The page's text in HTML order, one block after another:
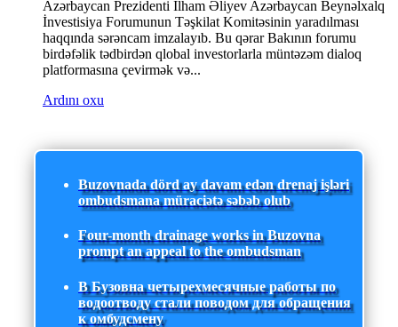
Azərbaycan Prezidenti İlham Əliyev Azərbaycan Beynəlxalq
İnvestisiya Forumunun Təşkilat Komitəsinin yaradılması
haqqında sərəncam imzalayıb. Bu qərar Bakının forumu
birdəfəlik tədbirdən qlobal investorlarla müntəzəm dialoq
platformasına çevirmək və...
Ardını oxu
Buzovnada dörd ay davam edən drenaj işləri
ombudsmana müraciətə səbəb olub
Four-month drainage works in Buzovna
prompt an appeal to the ombudsman
В Бузовна четырехмесячные работы по
водоотводу стали поводом для обращения
к омбудсмену